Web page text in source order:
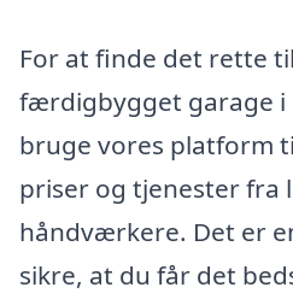
For at finde det rette
færdigbygget garage i
bruge vores platform
priser og tjenester fra
håndværkere. Det er
sikre, at du får det